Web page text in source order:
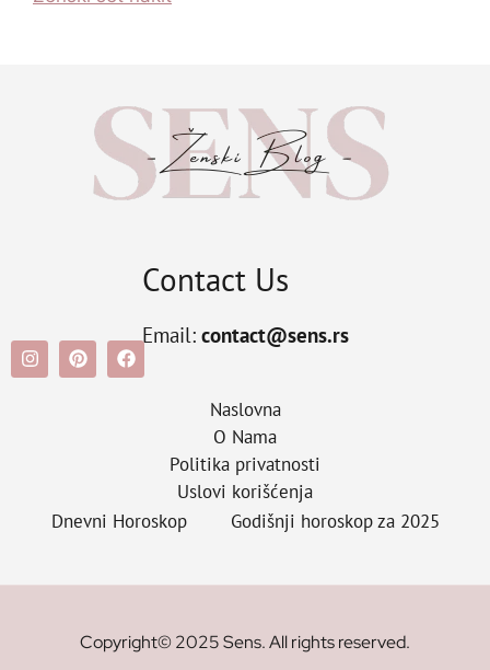
Contact Us
Email: contact@sens.rs
Naslovna
O Nama
Politika privatnosti
Uslovi korišćenja
Dnevni Horoskop
Godišnji horoskop za 2025
Copyright© 2025 Sens. All rights reserved.